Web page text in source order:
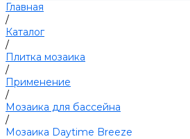
Главная
/
Каталог
/
Плитка мозаика
/
Применение
/
Мозаика для бассейна
/
Мозаика Daytime Breeze